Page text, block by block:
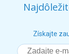
Získajte